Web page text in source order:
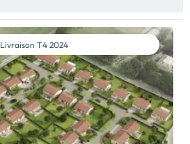
Livraison T4 2024